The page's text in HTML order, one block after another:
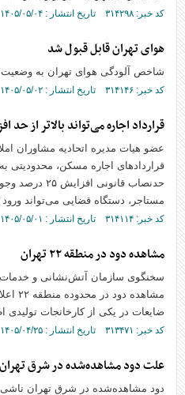
کد خبر: ۳۱۴۲۹۸ تاریخ انتشار : ۱۴۰۵/۰۵/۰۴
هوای تهران قابل قبول شد
شاخص آلودگی هوای تهران به
کد خبر: ۳۱۴۱۴۶ تاریخ انتشار : ۱۴۰۵/۰۵/۰۲
قرارداد اجاره می‌تواند بالاتر از حد افزایش ۲۵ درصد
عضو هیات مدیره اتحادیه مشاوران
قراردادهای اجاره مسکن، محدودیتی
حدنصاب
مستاجر، دستگاه قضایی می‌تواند ورود
کد خبر: ۳۱۴۱۱۴ تاریخ انتشار : ۱۴۰۵/۰۵/۰۱
مشاهده دود در منطقه ۲۲ تهران
سخنگوی سازمان آتش‌نشانی و خدمات
ضایعات در یکی از کارخانجات
کد خبر: ۳۱۳۴۷۱ تاریخ انتشار : ۱۴۰۵/۰۴/۲۵
علت دود مشاهده‌شده در شرق
دود مشاهده‌شده در شرق تهران